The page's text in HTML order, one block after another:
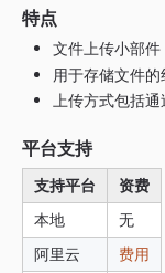
特点
文件上传小部件
用于存储文件
上传方式包括
平台支持
支持平台
资费
本地
无
阿里云
费用